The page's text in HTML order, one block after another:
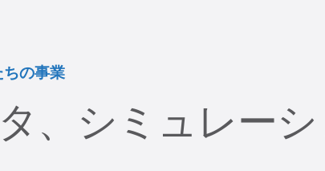
の事業
、シミュレー